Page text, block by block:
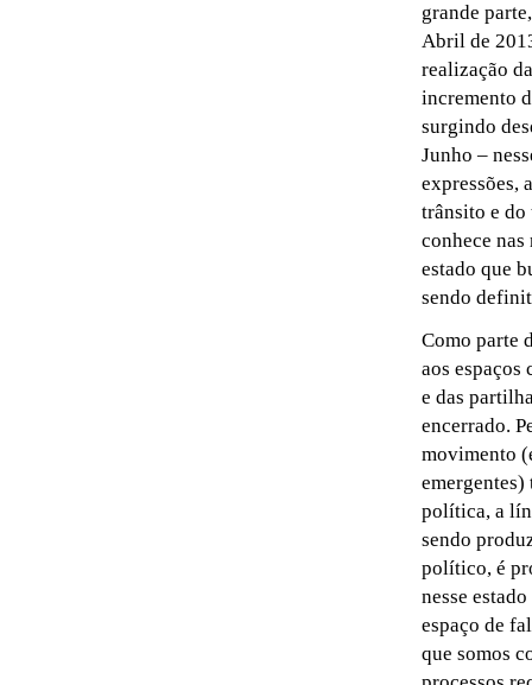
grande
Abril de
realização
incremento
surgindo
Junho –
expressões,
trânsito e do
conhece
estado que
sendo
Como parte
aos espaços
e das
encerrado.
movimento
política, a
sendo
político, é
nesse
espaço de
que somos